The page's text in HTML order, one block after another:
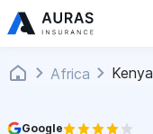
Africa Kenya
Google